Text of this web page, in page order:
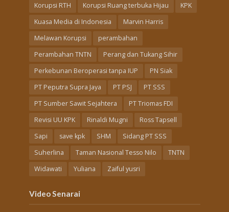
Korupsi RTH
Korupsi Ruang terbuka Hijau
KPK
Kuasa Media di Indonesia
Marvin Harris
Melawan Korupsi
perambahan
Perambahan TNTN
Perang dan Tukang Sihir
Perkebunan Beroperasi tanpa IUP
PN Siak
PT Peputra Supra Jaya
PT PSJ
PT SSS
PT Sumber Sawit Sejahtera
PT Triomas FDI
Revisi UU KPK
Rinaldi Mugni
Ross Tapsell
Sapi
save kpk SHM
Sidang PT SSS
Suherlina
Taman Nasional Tesso Nilo
TNTN
Widawati
Yuliana Zaiful yusri
Video Senarai